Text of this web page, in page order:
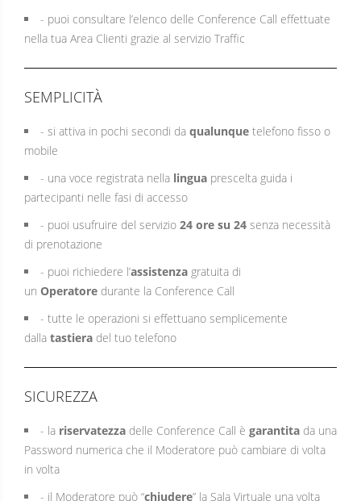
- puoi consultare l’elenco delle Conference Call effettuate
nella tua Area Clienti grazie al servizio Traffic
SEMPLICITÀ
- si attiva in pochi secondi da qualunque telefono fisso o
mobile
- una voce registrata nella lingua prescelta guida i
partecipanti nelle fasi di accesso
- puoi usufruire del servizio 24 ore su 24 senza necessità
di prenotazione
- puoi richiedere l’assistenza gratuita di
un Operatore durante la Conference Call
- tutte le operazioni si effettuano semplicemente
dalla tastiera del tuo telefono
SICUREZZA
- la riservatezza delle Conference Call è garantita da una
Password numerica che il Moderatore può cambiare di volta
in volta
- il Moderatore può “chiudere” la Sala Virtuale una volta